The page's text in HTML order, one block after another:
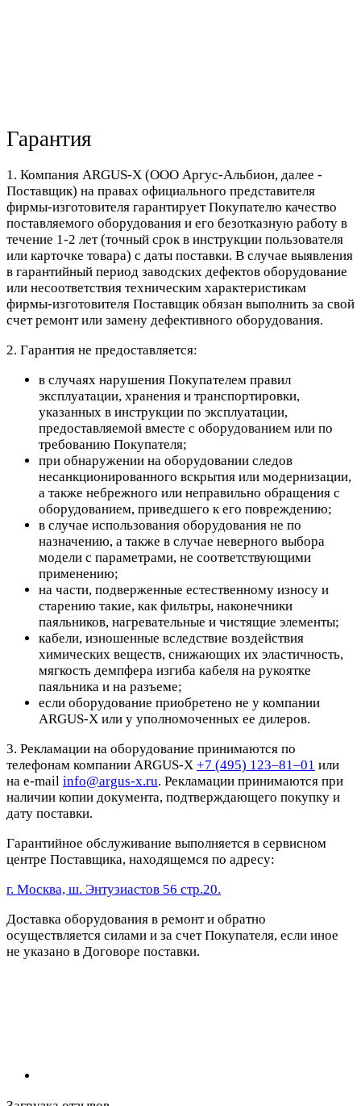
Гарантия
1. Компания ARGUS-X (ООО Аргус-Альбион, далее -
Поставщик) на правах официального представителя
фирмы-изготовителя гарантирует Покупателю качество
поставляемого оборудования и его безотказную работу в
течение 1-2 лет (точный срок в инструкции пользователя
или карточке товара) с даты поставки. В случае выявления
в гарантийный период заводских дефектов оборудование
или несоответствия техническим характеристикам
фирмы-изготовителя Поставщик обязан выполнить за свой
счет ремонт или замену дефективного оборудования.
2. Гарантия не предоставляется:
в случаях нарушения Покупателем правил
эксплуатации, хранения и транспортировки,
указанных в инструкции по эксплуатации,
предоставляемой вместе с оборудованием или по
требованию Покупателя;
при обнаружении на оборудовании следов
несанкционированного вскрытия или модернизации,
а также небрежного или неправильно обращения с
оборудованием, приведшего к его повреждению;
в случае использования оборудования не по
назначению, а также в случае неверного выбора
модели с параметрами, не соответствующими
применению;
на части, подверженные естественному износу и
старению такие, как фильтры, наконечники
паяльников, нагревательные и чистящие элементы;
кабели, изношенные вследствие воздействия
химических веществ, снижающих их эластичность,
мягкость демпфера изгиба кабеля на рукоятке
паяльника и на разъеме;
если оборудование приобретено не у компании
ARGUS-X или у уполномоченных ее дилеров.
3. Рекламации на оборудование принимаются по
телефонам компании ARGUS-X +7 (495) 123–81–01 или
на e-mail info@argus-x.ru. Рекламации принимаются при
наличии копии документа, подтверждающего покупку и
дату поставки.
Гарантийное обслуживание выполняется в сервисном
центре Поставщика, находящемся по адресу:
г. Москва, ш. Энтузиастов 56 стр.20.
Доставка оборудования в ремонт и обратно
осуществляется силами и за счет Покупателя, если иное
не указано в Договоре поставки.